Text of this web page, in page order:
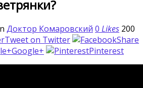
Доктор Комаровский 0 Likes 200
Tweet on Twitter
Share
Google+ Pinterest